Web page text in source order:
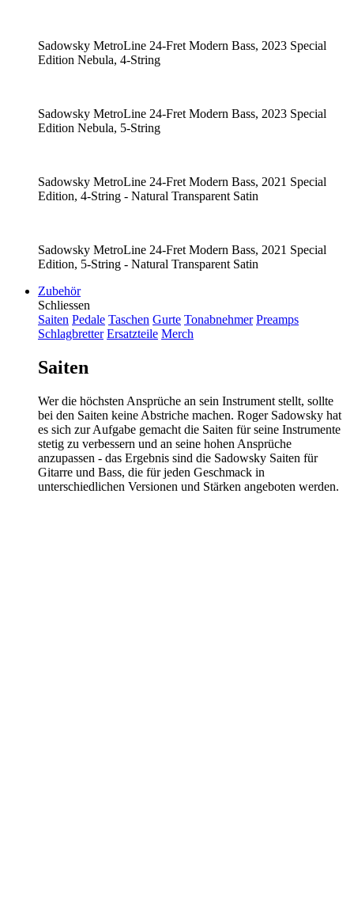
Sadowsky MetroLine 24-Fret Modern Bass, 2023 Special
Edition Nebula, 4-String
Sadowsky MetroLine 24-Fret Modern Bass, 2023 Special
Edition Nebula, 5-String
Sadowsky MetroLine 24-Fret Modern Bass, 2021 Special
Edition, 4-String - Natural Transparent Satin
Sadowsky MetroLine 24-Fret Modern Bass, 2021 Special
Edition, 5-String - Natural Transparent Satin
Zubehör
Schliessen
Saiten Pedale Taschen Gurte Tonabnehmer Preamps
Schlagbretter Ersatzteile Merch
Saiten
Wer die höchsten Ansprüche an sein Instrument stellt, sollte
bei den Saiten keine Abstriche machen. Roger Sadowsky hat
es sich zur Aufgabe gemacht die Saiten für seine Instrumente
stetig zu verbessern und an seine hohen Ansprüche
anzupassen - das Ergebnis sind die Sadowsky Saiten für
Gitarre und Bass, die für jeden Geschmack in
unterschiedlichen Versionen und Stärken angeboten werden.